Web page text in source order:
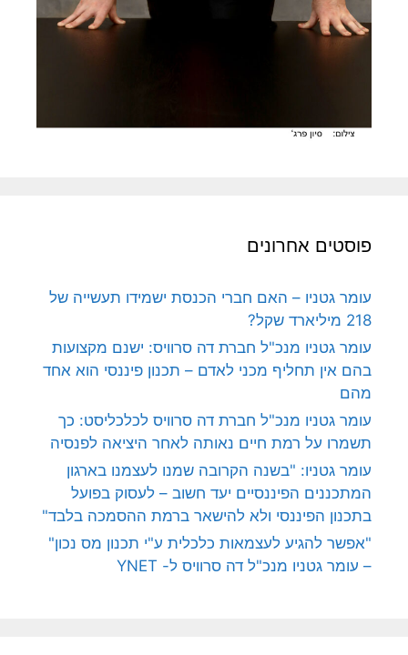
פוסטים אחרונים
עומר גטניו – האם חברי הכנסת ישמידו תעשייה של
218 מיליארד שקל?
עומר גטניו מנכ"ל חברת דה סרוויס: ישנם מקצועות
בהם אין תחליף מכני לאדם – תכנון פיננסי הוא אחד
מהם
עומר גטניו מנכ"ל חברת דה סרוויס לכלכליסט: כך
תשמרו על רמת חיים נאותה לאחר היציאה לפנסיה
עומר גטניו: "בשנה הקרובה שמנו לעצמנו בארגון
המתכננים הפיננסיים יעד חשוב – לעסוק בפועל
בתכנון הפיננסי ולא להישאר ברמת ההסמכה בלבד"
"אפשר להגיע לעצמאות כלכלית ע"י תכנון מס נכון"
– עומר גטניו מנכ"ל דה סרוויס ל- YNET